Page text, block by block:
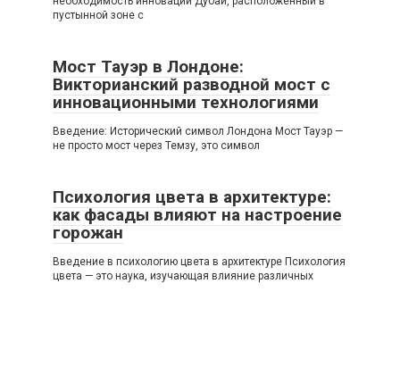
пустынной зоне с
Мост Тауэр в Лондоне:
Викторианский разводной мост с
инновационными технологиями
Введение: Исторический символ Лондона Мост Тауэр —
не просто мост через Темзу, это символ
Психология цвета в архитектуре:
как фасады влияют на настроение
горожан
Введение в психологию цвета в архитектуре Психология
цвета — это наука, изучающая влияние различных